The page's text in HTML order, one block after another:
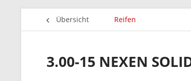
Übersicht Reifen
3.00-15 NEXEN